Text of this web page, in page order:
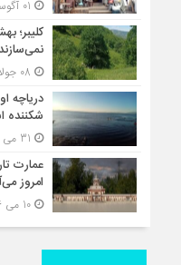
کلیبر؛
دریاچه
شکننده
عمارت
امروز
10 می 2026 - 22:38